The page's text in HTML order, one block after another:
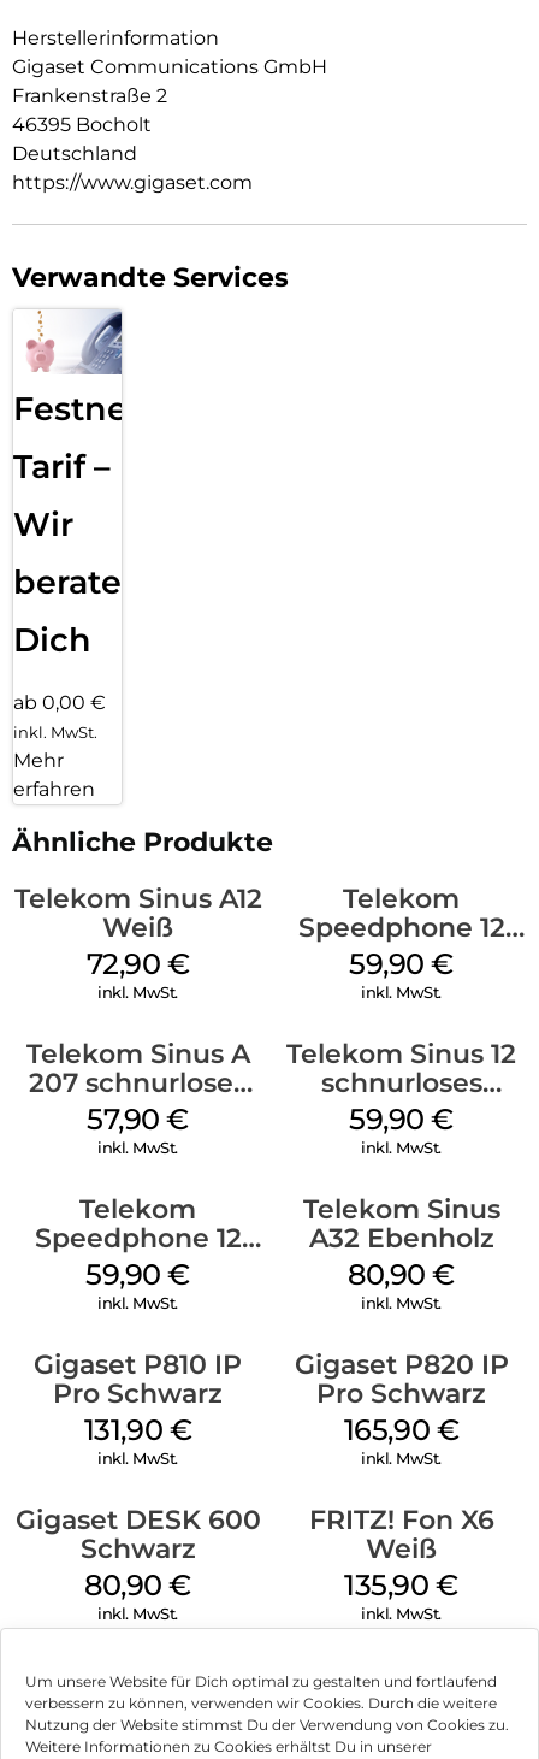
Um unsere Website für Dich optimal zu gestalten und fortlaufend
verbessern zu können, verwenden wir Cookies. Durch die weitere
Nutzung der Website stimmst Du der Verwendung von Cookies zu.
Weitere Informationen zu Cookies erhältst Du in unserer
eine zuverlässige Netzwerkverbindung gewährleistet sind.
P810B IP PRO perfekt in jede moderne Büroumgebung ein
und bietet einen idealen Einstieg in die Welt der
professionellen IP-Telefonie.
Herstellerinformation
Gigaset Communications GmbH
Frankenstraße 2
46395 Bocholt
Deutschland
https://www.gigaset.com
Verwandte Services
Festnetz
Tarif –
Wir
beraten
Dich
ab 0,00 €
inkl. MwSt.
Mehr
erfahren
Ähnliche Produkte
Telekom Sinus A12
Weiß
72,90 €
inkl. MwSt.
Telekom
Speedphone 12
Weiß
59,90€
inkl. MwSt.
Telekom Sinus A
207 schnurloses
analog Telefon
Schwarz
57,90€
inkl. MwSt.
Telekom Sinus 12
schnurloses
Analog Telefon
Weiß
59,90€
inkl. MwSt.
Telekom
Speedphone 12
Petrol
59,90€
inkl. MwSt.
Telekom Sinus
A32 Ebenholz
80,90€
inkl. MwSt.
Gigaset P810 IP
Pro Schwarz
131,90 €
inkl. MwSt.
Gigaset P820 IP
Pro Schwarz
165,90 €
inkl. MwSt.
Gigaset DESK 600
Schwarz
80,90€
inkl. MwSt.
FRITZ! Fon X6
Weiß
135,90€
inkl. MwSt.
Impressum